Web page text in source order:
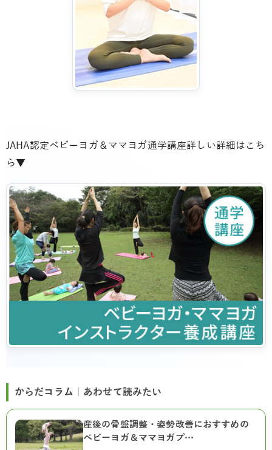
JAHA認定ベビーヨガ＆ママヨガ通学講座詳しい詳細はこち
ら▼
からだコラム｜あわせて読みたい
産後の骨盤調整・姿勢改善におすすめの
ベビーヨガ＆ママヨガプ…